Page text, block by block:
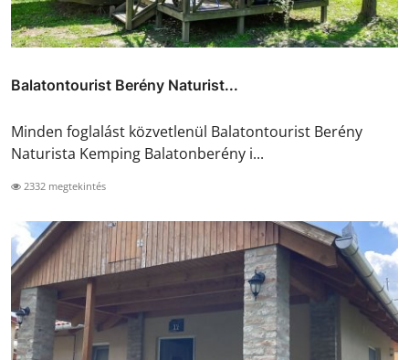
Balatontourist Berény Naturist...
Minden foglalást közvetlenül Balatontourist Berény
Naturista Kemping Balatonberény i...
2332 megtekintés